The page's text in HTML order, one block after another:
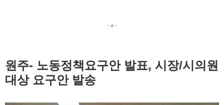
원주- 노동정책요구안 발표, 시장/시의원
대상 요구안 발송